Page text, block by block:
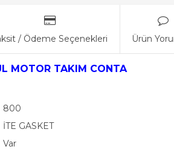
/ Ödeme Seçenekleri Ürün
MOTOR TAKIM CONTA
800
İTE GASKET
Var